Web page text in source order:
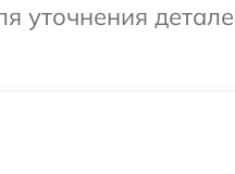
уточнения